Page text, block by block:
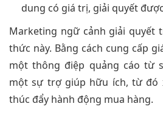
dung có giá trị, giải quyết
Marketing ngữ cảnh giải quyết
thức này. Bằng cách cung cấp
một thông điệp quảng cáo từ
một sự trợ giúp hữu ích, từ đó
thúc đẩy hành động mua hàng.